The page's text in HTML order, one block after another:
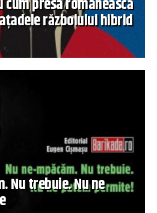
presa românească
războiului hibrid
Nu trebuie. Nu ne